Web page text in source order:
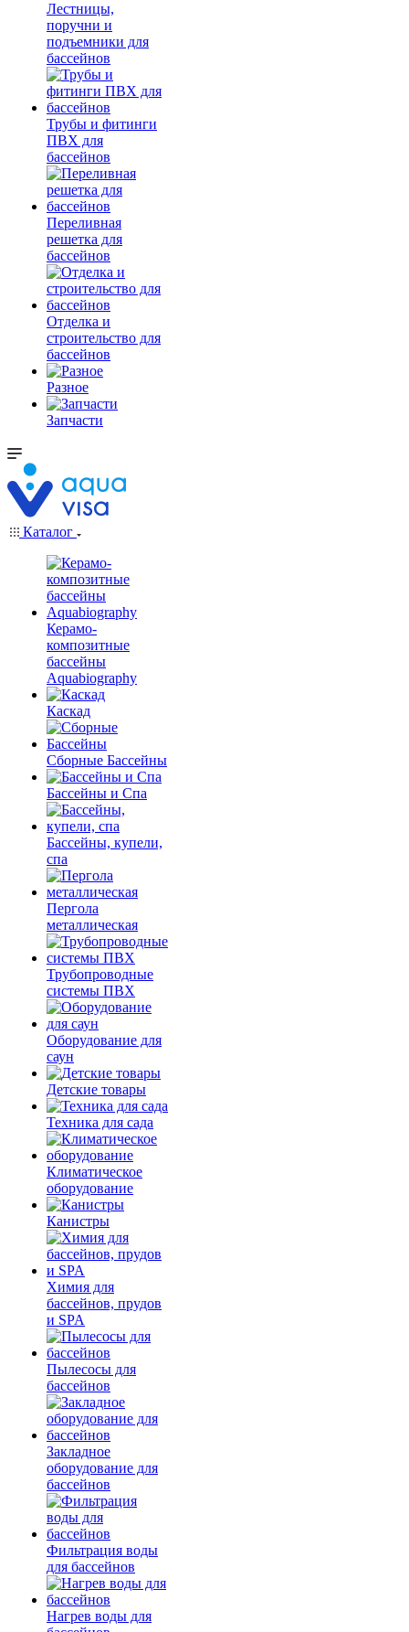
Лестницы,
поручни и
подъемники для
бассейнов
Трубы и фитинги
ПВХ для
бассейнов
Переливная
решетка для
бассейнов
Отделка и
строительство для
бассейнов
Разное
Запчасти
Каталог
Керамо-
композитные
бассейны
Aquabiography
Каскад
Сборные Бассейны
Бассейны и Спа
Бассейны, купели,
спа
Пергола
металлическая
Трубопроводные
системы ПВХ
Оборудование для
саун
Детские товары
Техника для сада
Климатическое
оборудование
Канистры
Химия для
бассейнов, прудов
и SPA
Пылесосы для
бассейнов
Закладное
оборудование для
бассейнов
Фильтрация воды
для бассейнов
Нагрев воды для